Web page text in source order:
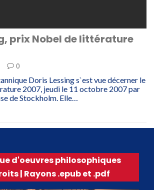
prix Nobel de littérature
0
Doris Lessing s`est vue décerner le
2007, jeudi le 11 octobre 2007 par
de Stockholm. Elle…
d'oeuvres philosophiques
| Rayons .epub et .pdf